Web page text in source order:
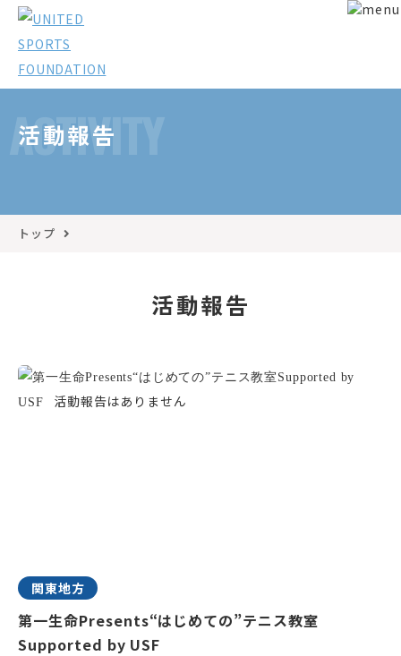
ACTIVITY
活動報告
トップ
活動報告
関東地方
第一生命Presents“はじめての”テニス教室
Supported by USF